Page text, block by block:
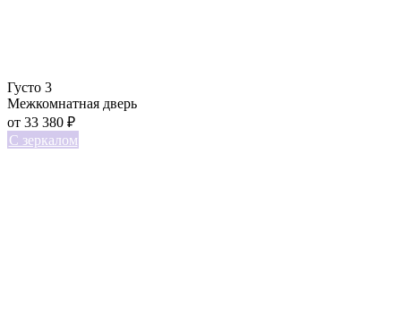
Густо 3
Межкомнатная дверь
от 33 380 ₽
С зеркалом